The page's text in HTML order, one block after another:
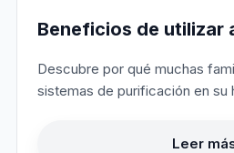
Beneficios de utilizar
Descubre por qué muchas
sistemas de purificación en su
Leer